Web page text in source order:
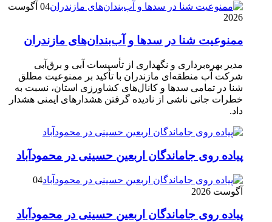
04 آگوست
2026
ممنوعیت شنا در سدها و آب‌بندان‌‌های مازندران
مدیر بهره‌برداری و نگهداری از تأسیسات آبی و برق‌آبی
شرکت آب منطقه‌ای مازندران با تأکید بر ممنوعیت مطلق
شنا در تمامی سدها و کانال‌های کشاورزی استان، نسبت به
خطرات جانی ناشی از نادیده گرفتن هشدارهای ایمنی هشدار
داد.
پیاده روی جاماندگان اربعین حسینی در محمودآباد
04
آگوست 2026
پیاده روی جاماندگان اربعین حسینی در محمودآباد